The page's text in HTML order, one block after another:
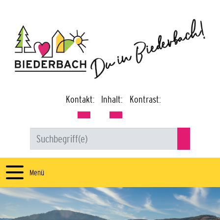
Kontakt: Inhalt: Kontrast:
Menü